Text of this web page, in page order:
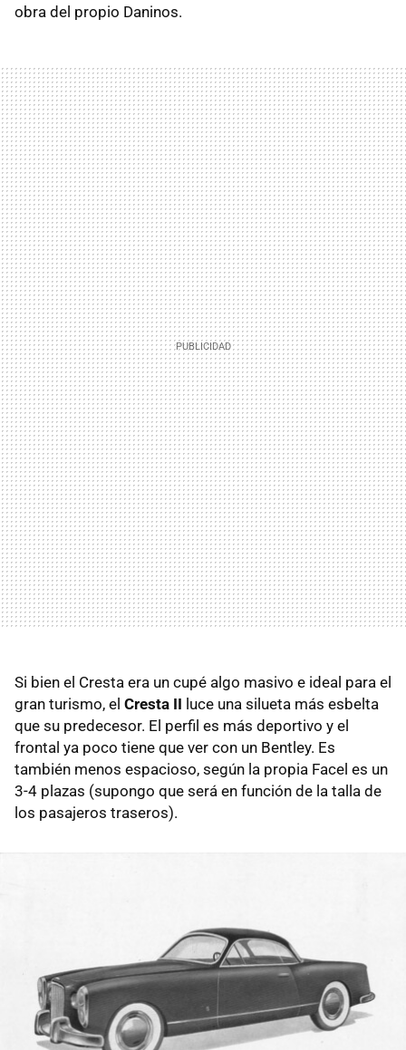
obra del propio Daninos.
Si bien el Cresta era un cupé algo masivo e ideal para el
gran turismo, el Cresta II luce una silueta más esbelta
que su predecesor. El perfil es más deportivo y el
frontal ya poco tiene que ver con un Bentley. Es
también menos espacioso, según la propia Facel es un
3-4 plazas (supongo que será en función de la talla de
los pasajeros traseros).